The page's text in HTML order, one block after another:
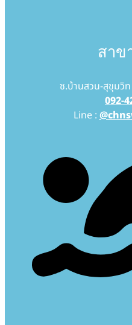
สาข
ซ.บ้านสวน-สุขุมวิท
092-
Line :